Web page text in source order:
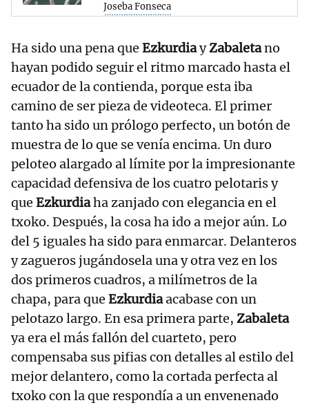
Joseba Fonseca
Ha sido una pena que EzkurdiayZabaletano
hayan podido seguir el ritmo marcado hasta el
ecuador de la contienda, porque esta iba
camino de ser pieza de videoteca. El primer
tanto ha sido un prólogo perfecto, un botón de
muestra de lo que se venía encima. Un duro
peloteo alargado al límite por la impresionante
capacidad defensiva de los cuatro pelotaris y
que Ezkurdiaha zanjado con elegancia en el
txoko. Después, la cosa ha ido a mejor aún. Lo
del 5 iguales ha sido para enmarcar. Delanteros
y zagueros jugándosela una y otra vez en los
dos primeros cuadros, a milímetros de la
chapa, para que Ezkurdiaacabase con un
pelotazo largo. En esa primera parte, Zabaleta
ya era el más fallón del cuarteto, pero
compensaba sus pifias con detalles al estilo del
mejor delantero, como la cortada perfecta al
txoko con la que respondía a un envenenado